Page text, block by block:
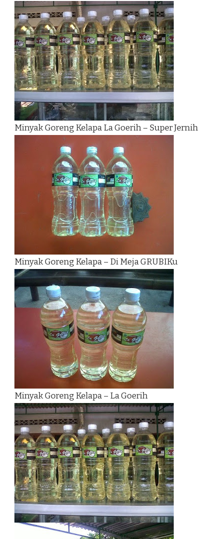
Minyak Goreng Kelapa La Goerih – Super Jernih
Minyak Goreng Kelapa – Di Meja GRUBIKu
Minyak Goreng Kelapa – La Goerih